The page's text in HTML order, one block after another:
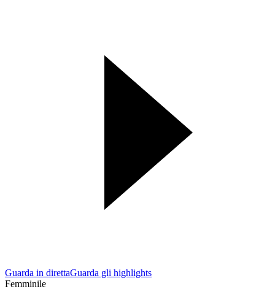
Guarda in direttaGuarda gli highlights
Femminile